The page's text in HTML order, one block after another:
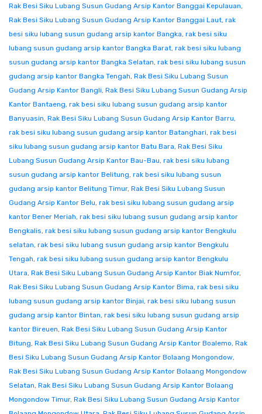
Rak Besi Siku Lubang Susun Gudang Arsip Kantor Banggai Kepulauan,
Rak Besi Siku Lubang Susun Gudang Arsip Kantor Banggai Laut, rak
besi siku lubang susun gudang arsip kantor Bangka, rak besi siku
lubang susun gudang arsip kantor Bangka Barat, rak besi siku lubang
susun gudang arsip kantor Bangka Selatan, rak besi siku lubang susun
gudang arsip kantor Bangka Tengah, Rak Besi Siku Lubang Susun
Gudang Arsip Kantor Bangli, Rak Besi Siku Lubang Susun Gudang Arsip
Kantor Bantaeng, rak besi siku lubang susun gudang arsip kantor
Banyuasin, Rak Besi Siku Lubang Susun Gudang Arsip Kantor Barru,
rak besi siku lubang susun gudang arsip kantor Batanghari, rak besi
siku lubang susun gudang arsip kantor Batu Bara, Rak Besi Siku
Lubang Susun Gudang Arsip Kantor Bau-Bau, rak besi siku lubang
susun gudang arsip kantor Belitung, rak besi siku lubang susun
gudang arsip kantor Belitung Timur, Rak Besi Siku Lubang Susun
Gudang Arsip Kantor Belu, rak besi siku lubang susun gudang arsip
kantor Bener Meriah, rak besi siku lubang susun gudang arsip kantor
Bengkalis, rak besi siku lubang susun gudang arsip kantor Bengkulu
selatan, rak besi siku lubang susun gudang arsip kantor Bengkulu
Tengah, rak besi siku lubang susun gudang arsip kantor Bengkulu
Utara, Rak Besi Siku Lubang Susun Gudang Arsip Kantor Biak Numfor,
Rak Besi Siku Lubang Susun Gudang Arsip Kantor Bima, rak besi siku
lubang susun gudang arsip kantor Binjai, rak besi siku lubang susun
gudang arsip kantor Bintan, rak besi siku lubang susun gudang arsip
kantor Bireuen, Rak Besi Siku Lubang Susun Gudang Arsip Kantor
Bitung, Rak Besi Siku Lubang Susun Gudang Arsip Kantor Boalemo, Rak
Besi Siku Lubang Susun Gudang Arsip Kantor Bolaang Mongondow,
Rak Besi Siku Lubang Susun Gudang Arsip Kantor Bolaang Mongondow
Selatan, Rak Besi Siku Lubang Susun Gudang Arsip Kantor Bolaang
Mongondow Timur, Rak Besi Siku Lubang Susun Gudang Arsip Kantor